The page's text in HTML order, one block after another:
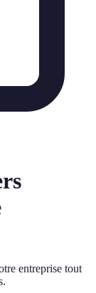
entreprise tout